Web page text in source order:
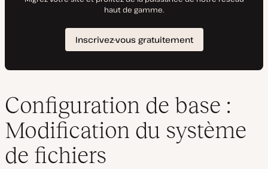
Configuration de base :
Modification du système
de fichiers